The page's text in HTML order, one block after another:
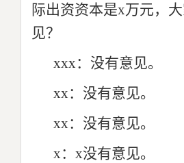
际出资资本是x万元，
见？
xxx：没有意见。
xx：没有意见。
xx：没有意见。
x：x没有意见。